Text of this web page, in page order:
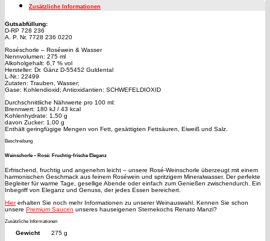
Zusätzliche Informationen
Gutsabfüllung:
D-RP 728 236
A. P. Nr. 7728 236 0220
Roséschorle – Roséwein & Wasser
Nennvolumen: 275 ml
Alkoholgehalt: 6,7 % vol
Hersteller: Dr. Gänz D-55452 Guldental
L-Nr.: 22499
Zutaten: Trauben, Wasser;
Gase: Kohlendioxid; Antioxidantien: SCHWEFELDIOXID
Durchschnittliche Nährwerte pro 100 ml:
Brennwert: 180 kJ / 43 kcal
Kohlenhydrate: 1,50 g
davon Zucker: 1,00 g
Enthält geringfügige Mengen von Fett, gesättigten Fettsäuren, Eiweiß und Salz.
Beschreibung
Weinschorle – Rosé: Fruchtig-frische Eleganz
Erfrischend, fruchtig und angenehm leicht – unsere Rosé-Weinschorle überzeugt mit einem
harmonischen Geschmack aus feinem Roséwein und spritzigem Mineralwasser. Der perfekte
Begleiter für warme Tage, gesellige Abende oder einfach zum Genießen zwischendurch. Ein
Inbegriff von Eleganz und Genuss, der jedes Essen bereichert.
Hiererhalten Sie noch mehr Informationen zu unserer Weinauswahl. Kennen Sie schon
unsere Premium Saucen unseres hauseigenen Sternekochs Renato Manzi?
Zusätzliche Informationen
Gewicht 275 g